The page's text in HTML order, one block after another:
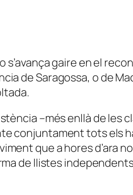
gaire en el
de Saragossa, o de
–més enllà de les
conjuntament tots els
que a hores d’ara
de llistes